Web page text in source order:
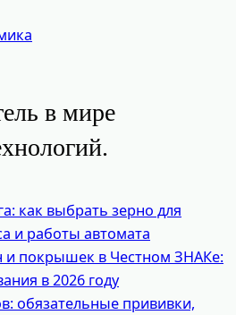
в мире
как выбрать зерно для
и работы автомата
покрышек в Честном ЗНАКе:
в 2026 году
обязательные прививки,